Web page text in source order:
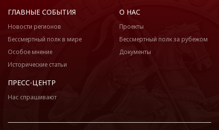
ГЛАВНЫЕ СОБЫТИЯ
Новости регионов
Бессмертный полк в мире
Особое мнение
Исторические статьи
О НАС
Проекты
Бессмертный полк за рубежом
Документы
ПРЕСС-ЦЕНТР
Нас спрашивают